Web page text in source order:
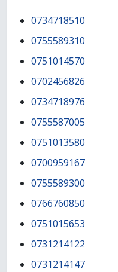
0734718510
0755589310
0751014570
0702456826
0734718976
0755587005
0751013580
0700959167
0755589300
0766760850
0751015653
0731214122
0731214147